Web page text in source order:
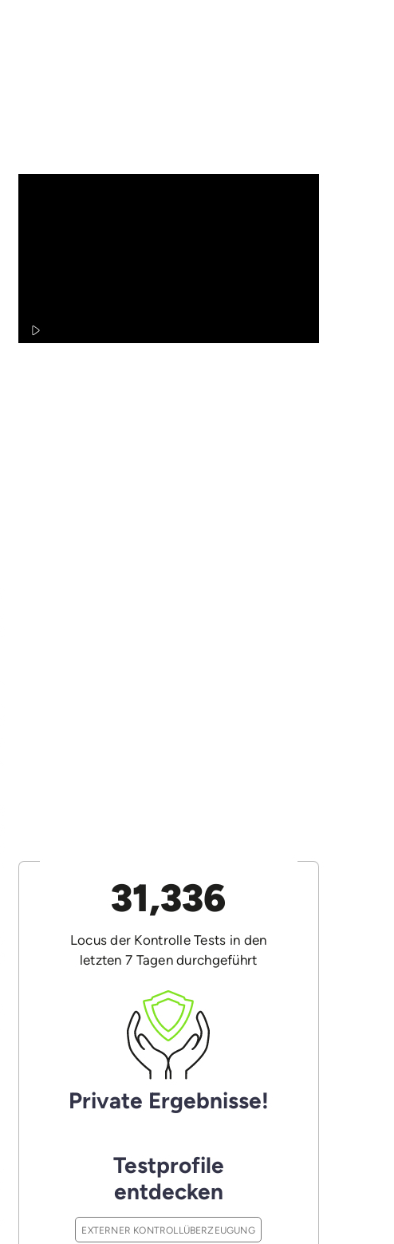
31,336
Locus der Kontrolle Tests in den
letzten 7 Tagen durchgeführt
Private Ergebnisse!
Testprofile
entdecken
EXTERNER KONTROLLÜBERZEUGUNG